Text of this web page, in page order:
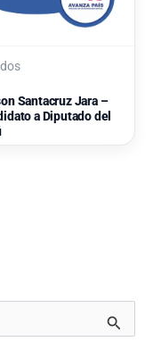
Santacruz Jara –
a Diputado del